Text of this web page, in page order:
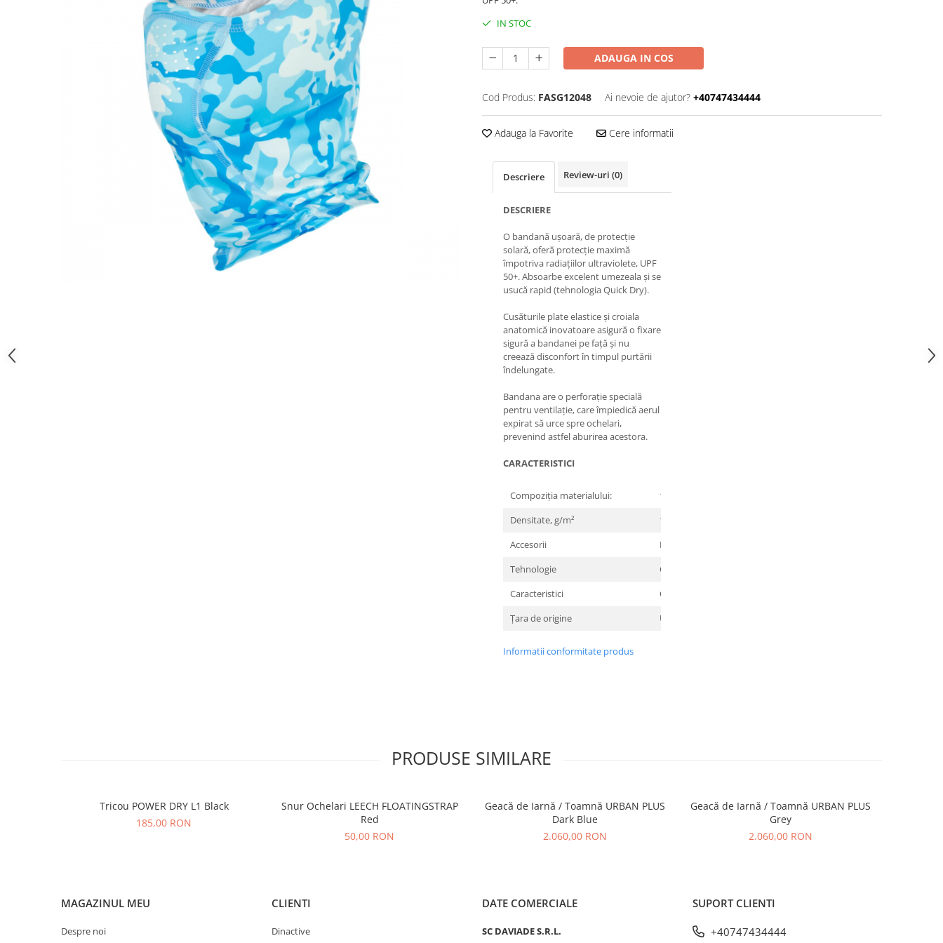
IN STOC
ADAUGA IN COS
Cod Produs: FASG12048 Ai nevoie de ajutor? +40747434444
Adauga la Favorite Cere informatii
Descriere Review-uri (0)
DESCRIERE
O bandană ușoară, de protecție
solară, oferă protecție maximă
împotriva radiațiilor ultraviolete, UPF
50+. Absoarbe excelent umezeala și se
usucă rapid (tehnologia Quick Dry).
Cusăturile plate elastice și croiala
anatomică inovatoare asigură o fixare
sigură a bandanei pe față și nu
creează disconfort în timpul purtării
îndelungate.
Bandana are o perforație specială
pentru ventilație, care împiedică aerul
expirat să urce spre ochelari,
prevenind astfel aburirea acestora.
CARACTERISTICI
Compoziția materialului:
100% poliester
Densitate, g/m²
115
Accesorii
Fir elastică super-rezistentă COATS
Tehnologie
Quick Dry
Caracteristici
Cusături plate
Țara de origine
Ucraina
Informatii conformitate produs
PRODUSE SIMILARE
Tricou POWER DRY L1 Black
185,00 RON
Snur Ochelari LEECH FLOATINGSTRAP
Red
50,00 RON
Geacă de Iarnă / Toamnă URBAN PLUS
Dark Blue
2.060,00 RON
Geacă de Iarnă / Toamnă URBAN PLUS
Grey
2.060,00 RON
MAGAZINUL MEU
Despre noi
CLIENTI
Dinactive
DATE COMERCIALE
SC DAVIADE S.R.L.
SUPORT CLIENTI
+40747434444